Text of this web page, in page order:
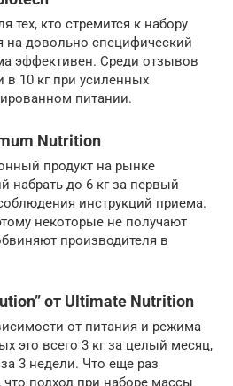
тех, кто стремится к набору
на довольно специфический
эффективен. Среди отзывов
в 10 кг при усиленных
питании.
Nutrition
продукт на рынке
набрать до 6 кг за первый
инструкций приема.
некоторые не получают
производителя в
от Ultimate Nutrition
от питания и режима
это всего 3 кг за целый месяц,
за 3 недели. Что еще раз
подход при наборе массы